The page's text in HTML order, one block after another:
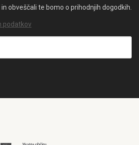
obveščali te bomo o prihodnjih dogodkih.
podatkov